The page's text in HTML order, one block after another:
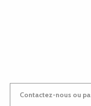
Contactez-nous ou passez nous voir dans nos Offices de